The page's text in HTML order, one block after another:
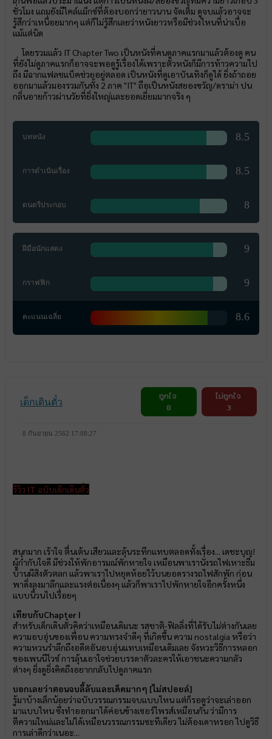
ชั่วโมง แถมยังมีไคล์แม็กซ์ที่ต้องบอกว่ายาวนาน จัดเต็ม ดูจบแล้วอาจจะ
รู้สึกว่าเหนื่อยมากๆ แต่ก็ไม่รู้สึกเลยว่าหนังยาวหรือมีช่วงไหนที่น่าเบื่อ
แม้แต่นิด
โดยรวมแล้ว IT Chapter Two เป็นหนังที่คนดูภาคแรกมาแล้วต้องดู คน
ที่ยังไม่ดูภาคแรกก็อาจจะพอดูรู้เรื่องได้เพราะตัวหนังก็มีการท้าวความไป
ถึง มีฉากแฟลชแบ็คช่วยอยู่ตลอด เป็นหนังที่ดูเอาบันเทิงก็ดูได้ ยิ่งถ้าถอย
ออกมาแล้วมองรวมกันทั้ง 2 ภาค "IT" ถือเป็นหนังสยองขวัญ/ดราม่า ปน
กลิ่นอายก้าวผ่านวัยที่ยิ่งใหญ่และยอดเยี่ยมมากจริง ๆ
บทหนัง 8.5
การดำเนินเรื่อง 8.5
ดนตรีประกอบ 8
ฝีมือนักแสดง 9
กราฟฟิก 9
คะแนนเฉลี่ย 8.6
เด็กเดินตั๋ว
ถูกใจ
8
ไม่ถูกใจ
3
8 กันยายน 2562 17:08:27
รีวิว IT ฉบับเด็กเดินตั๋ว
สนุกมาก เร้าใจ ตื่นเต้น เสียวและลุ้นระทึกแทบตลอดทั้งเรื่อง... เดชะบุญ!
ผู้กำกับใจดี มีช่วงให้พักอารมณ์พักหายใจ เหมือนพาเรานั่งรถไฟเหาะธีม
บ้านผีสิงตัวตลก แล้วพาเราไปหยุดห้อยไว้บนยอดรางรถไฟสักพัก ก่อน
พาดิ่งลงมาลึกและแรงต่อเนื่องๆ แล้วก็พาเราไปพักหายใจอีกครั้งหนึ่ง
แบบนี้วนไปเรื่อยๆ
เทียบกับChapter I
สำหรับเด็กเดินตั๋วคิดว่าเหมือนเดิมนะ รสชาติ-ฟิลลิ่งที่ได้รับไม่ต่างกันเลย
ความอบอุ่นของเพื่อน ความทรงจำดีๆ ที่เกิดขึ้น ความ nostalgia หรือว่า
ความหวนรำลึกถึงอดีตอันอบอุ่นแทบเหมือนเดิมเลย จังหวะวิธีการหลอก
ของเพนนีไวซ์ การลุ้นเอาใจช่วยบรรดาตัวละครให้เอาชนะความกลัว
ต่างๆ ยิ่งดูยิ่งคิดถึงอยากกลับไปดูภาคแรก
บอกเลยว่าตอนจบลี้ลับและเด็ดมากๆ [ไม่สปอยล์]
รู้มาบ้างเล็กน้อยว่าฉบับวรรณกรรมจบแบบไหน แต่ก็รอดูว่าจะเล่าออก
มาแบบไหน ซึ่งทำออกมาได้ค่อนข้างเซอร์ไพรส์เหมือนกัน ว่ามีการ
ตีความใหม่และไม่ได้เหมือนวรรณกรรมซะทีเดียว ไม่ต้องเดาหรอก ไปดูวิธี
การเล่าดีกว่าเนอะ...